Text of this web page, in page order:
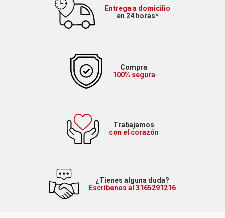
Entrega a domicilio
en 24 horas*
Compra
100% segura
Trabajamos
con el corazón
¿Tienes alguna duda?
Escríbenos al 3165291216